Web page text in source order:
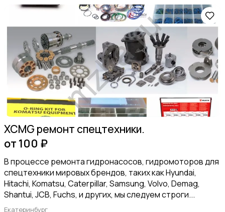
XCMG ремонт спецтехники.
от 100 ₽
В процессе ремонта гидронасосов, гидромоторов для
спецтехники мировых брендов, таких как Hyundai,
Hitachi, Komatsu, Caterpillar, Samsung, Volvo, Demag,
Shantui, JCB, Fuchs, и других, мы следуем строги...
Екатеринбург